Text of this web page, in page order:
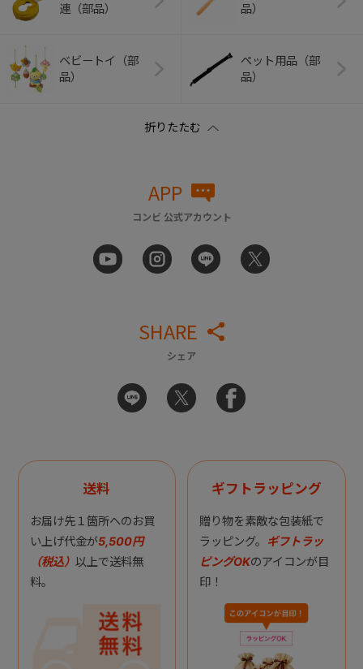
連（部品）
品）
ベビートイ（部
品）
ペット用品（部
品）
APP
コンビ 公式アカウント
SHARE
シェア
送料
お届け先１箇所へのお買
い上げ代金が5,500円
（税込） 以上で送料無
料。
ギフトラッピング
贈り物を素敵な包装紙で
ラッピング。 ギフトラッ
ピングOKのアイコンが目
印！